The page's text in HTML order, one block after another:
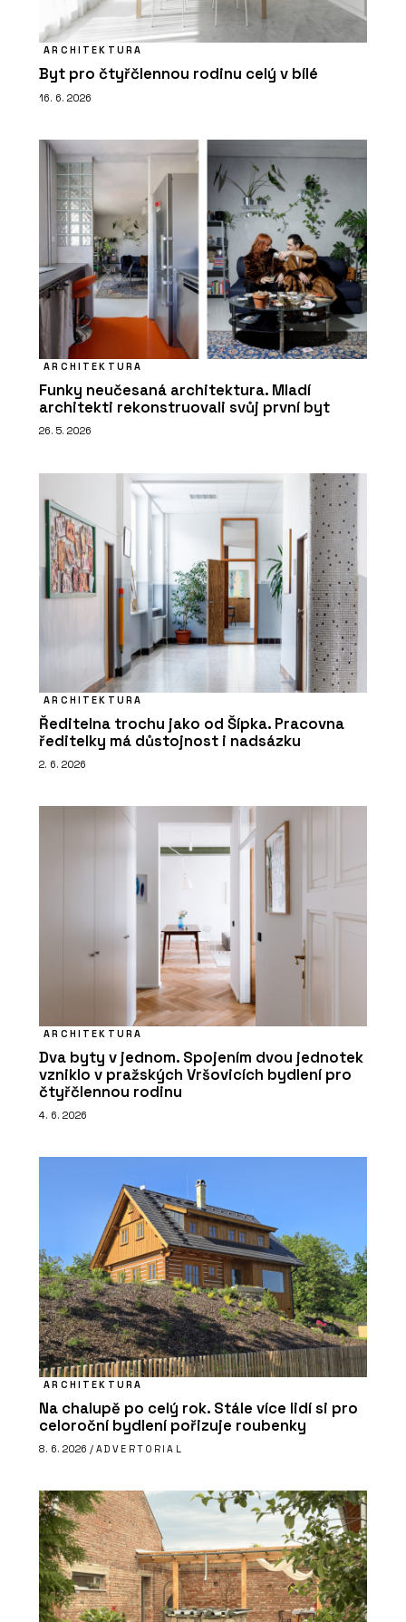
ARCHITEKTURA
Byt pro čtyřčlennou rodinu celý v bílé
16. 6. 2026
ARCHITEKTURA
Funky neučesaná architektura. Mladí
architekti rekonstruovali svůj první byt
26. 5. 2026
ARCHITEKTURA
Ředitelna trochu jako od Šípka. Pracovna
ředitelky má důstojnost i nadsázku
2. 6. 2026
ARCHITEKTURA
Dva byty v jednom. Spojením dvou jednotek
vzniklo v pražských Vršovicích bydlení pro
čtyřčlennou rodinu
4. 6. 2026
ARCHITEKTURA
Na chalupě po celý rok. Stále více lidí si pro
celoroční bydlení pořizuje roubenky
8. 6. 2026 / ADVERTORIAL